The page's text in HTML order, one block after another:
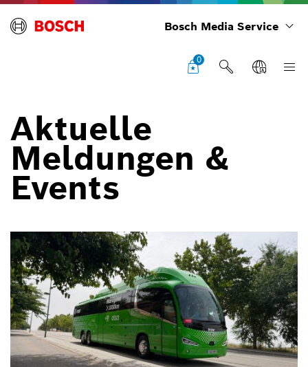
Bosch Media Service
0
Aktuelle
Meldungen &
Events